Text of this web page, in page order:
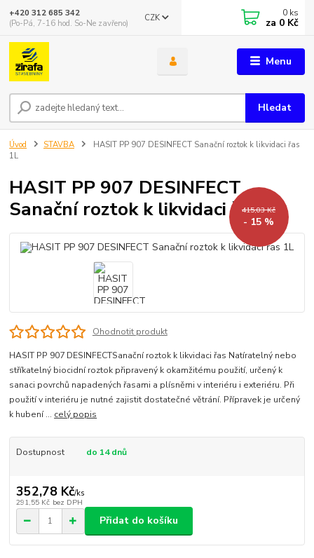
Menu
CZK
Hledat
+420 312 685 342
(Po-Pá, 7-16 hod. So-Ne zavřeno)
0 ks
za 0 Kč
Úvod STAVBA
HASIT PP 907 DESINFECT Sanační roztok k likvidaci řas
1L
HASIT PP 907 DESINFECT
Sanační roztok k likvidaci řas 1L
415,03 Kč
- 15 %
Ohodnotit produkt
HASIT PP 907 DESINFECTSanační roztok k likvidaci řas Natíratelný nebo
stříkatelný biocidní roztok připravený k okamžitému použití, určený k
sanaci povrchů napadených řasami a plísněmi v interiéru i exteriéru. Při
použití v interiéru je nutné zajistit dostatečné větrání. Přípravek je určený
k hubení ... celý popis
Dostupnost do 14 dnů
352,78 Kč/ks
291,55 Kč bez DPH
Přidat do košíku